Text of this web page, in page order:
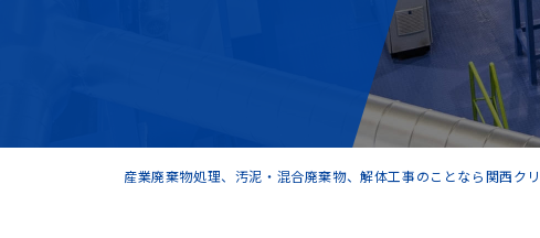
産業廃棄物処理、汚泥・混合廃棄物、解体工事のことなら関西ク